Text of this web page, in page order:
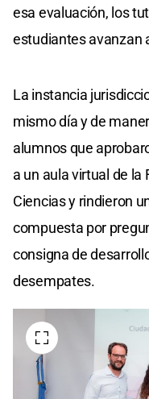
esa evaluación, los
estudiantes avanzan
La instancia
mismo día y de
alumnos que
a un aula virtual de
Ciencias y rindieron
compuesta por
consigna de
desempates.